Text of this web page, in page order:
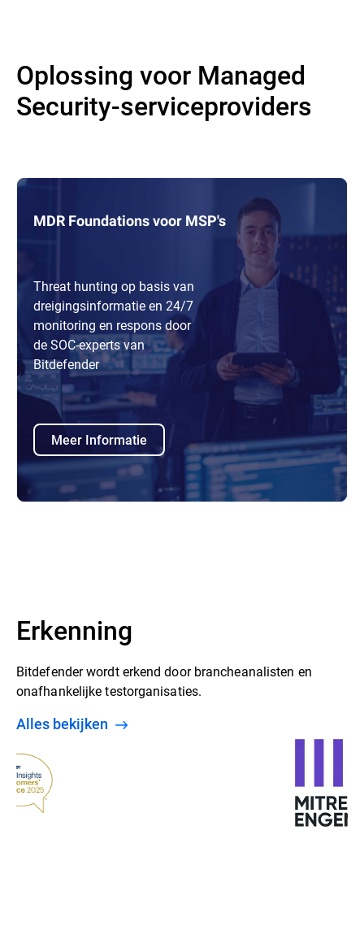
Oplossing voor Managed
Security-serviceproviders
MDR Foundations voor MSP's
Threat hunting op basis van
dreigingsinformatie en 24/7
monitoring en respons door
de SOC-experts van
Bitdefender
Meer Informatie
Erkenning
Bitdefender wordt erkend door brancheanalisten en
onafhankelijke testorganisaties.
Alles bekijken